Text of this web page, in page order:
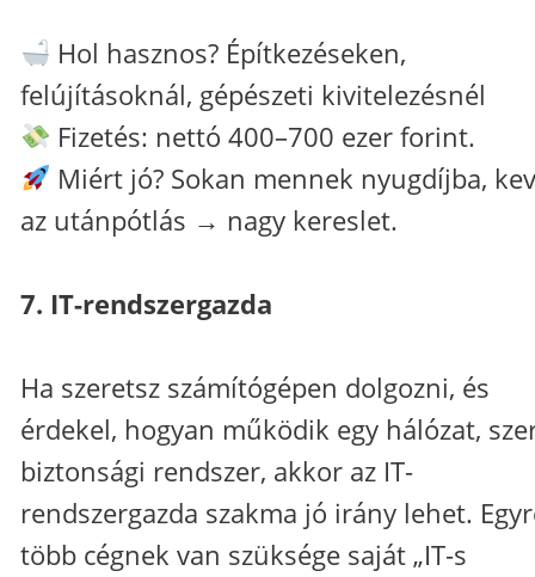
Hol hasznos? Építkezéseken,
felújításoknál, gépészeti kivitelezésnél
Fizetés: nettó 400–700 ezer forint.
Miért jó? Sokan mennek nyugdíjba,
az utánpótlás → nagy kereslet.
7. IT-rendszergazda
Ha szeretsz számítógépen dolgozni, és
érdekel, hogyan működik egy hálózat,
biztonsági rendszer, akkor az IT-
rendszergazda szakma jó irány lehet.
több cégnek van szüksége saját „IT-s